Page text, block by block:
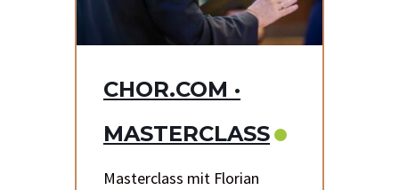
CHOR.COM ·
MASTERCLASS
Masterclass mit Florian